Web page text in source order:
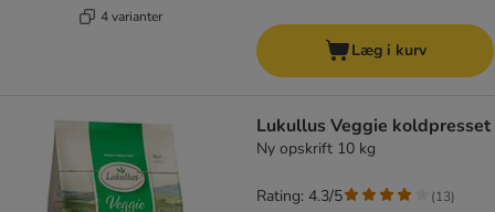
4 varianter
Læg i kurv
Lukullus Veggie koldpresset
Ny opskrift 10 kg
Rating: 4.3/5 (13)